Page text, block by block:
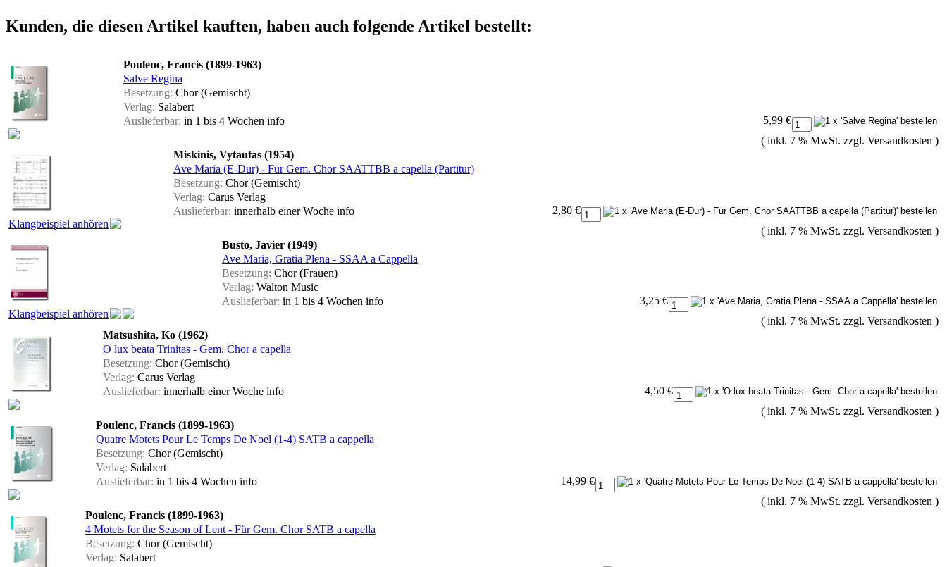
Kunden, die diesen Artikel kauften, haben auch folgende Artikel bestellt:
Poulenc, Francis (1899-1963)
Salve Regina
Besetzung: Chor (Gemischt)
Verlag: Salabert
Auslieferbar: in 1 bis 4 Wochen info
5,99 €
( inkl. 7 % MwSt. zzgl. Versandkosten )
Klangbeispiel anhören
Miskinis, Vytautas (1954)
Ave Maria (E-Dur) - Für Gem. Chor SAATTBB a capella (Partitur)
Besetzung: Chor (Gemischt)
Verlag: Carus Verlag
Auslieferbar: innerhalb einer Woche info
2,80 €
( inkl. 7 % MwSt. zzgl. Versandkosten )
Klangbeispiel anhören
Busto, Javier (1949)
Ave Maria, Gratia Plena - SSAA a Cappella
Besetzung: Chor (Frauen)
Verlag: Walton Music
Auslieferbar: in 1 bis 4 Wochen info
3,25 €
( inkl. 7 % MwSt. zzgl. Versandkosten )
Matsushita, Ko (1962)
O lux beata Trinitas - Gem. Chor a capella
Besetzung: Chor (Gemischt)
Verlag: Carus Verlag
Auslieferbar: innerhalb einer Woche info
4,50 €
( inkl. 7 % MwSt. zzgl. Versandkosten )
Poulenc, Francis (1899-1963)
Quatre Motets Pour Le Temps De Noel (1-4) SATB a cappella
Besetzung: Chor (Gemischt)
Verlag: Salabert
Auslieferbar: in 1 bis 4 Wochen info
14,99 €
( inkl. 7 % MwSt. zzgl. Versandkosten )
Poulenc, Francis (1899-1963)
4 Motets for the Season of Lent - Für Gem. Chor SATB a capella
Besetzung: Chor (Gemischt)
Verlag: Salabert